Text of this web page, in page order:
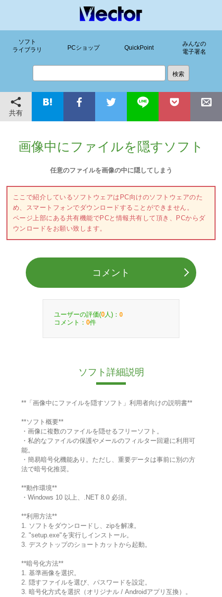
ソフト
ライブラリ
PCショップ QuickPoint
みんなの
電子署名
共有
画像中にファイルを隠すソフト
任意のファイルを画像の中に隠してしまう
ここで紹介しているソフトウェアはPC向けのソフトウェアのた
め、スマートフォンでダウンロードすることができません。
ページ上部にある共有機能でPCと情報共有して頂き、PCからダ
ウンロードをお願い致します。
コメント
ユーザーの評価(0 人)： 0
コメント： 0件
ソフト詳細説明
**「画像中にファイルを隠すソフト」利用者向けの説明書**
**ソフト概要**
・画像に複数のファイルを隠せるフリーソフト。
・私的なファイルの保護やメールのフィルター回避に利用可
能。
・簡易暗号化機能あり。ただし、重要データは事前に別の方
法で暗号化推奨。
**動作環境**
・Windows 10 以上、.NET 8.0 必須。
**利用方法**
1. ソフトをダウンロードし、zipを解凍。
2. "setup.exe"を実行しインストール。
3. デスクトップのショートカットから起動。
**暗号化方法**
1. 基準画像を選択。
2. 隠すファイルを選び、パスワードを設定。
3. 暗号化方式を選択（オリジナル / Androidアプリ互換）。